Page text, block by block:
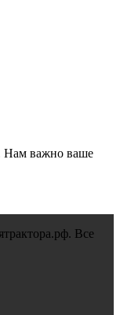
Нам важно ваше
Все